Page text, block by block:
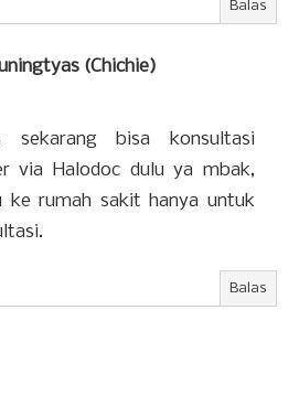
Balas
(Chichie)
sekarang bisa konsultasi
via Halodoc dulu ya mbak,
ke rumah sakit hanya untuk
Balas